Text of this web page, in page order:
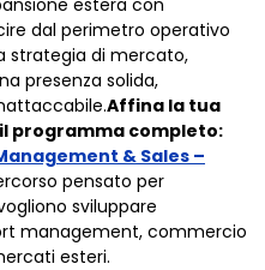
dal perimetro operativo
strategia di mercato,
presenza solida,
Affina la tua
programma completo:
& Sales –
pensato per
sviluppare
management, commercio
esteri.